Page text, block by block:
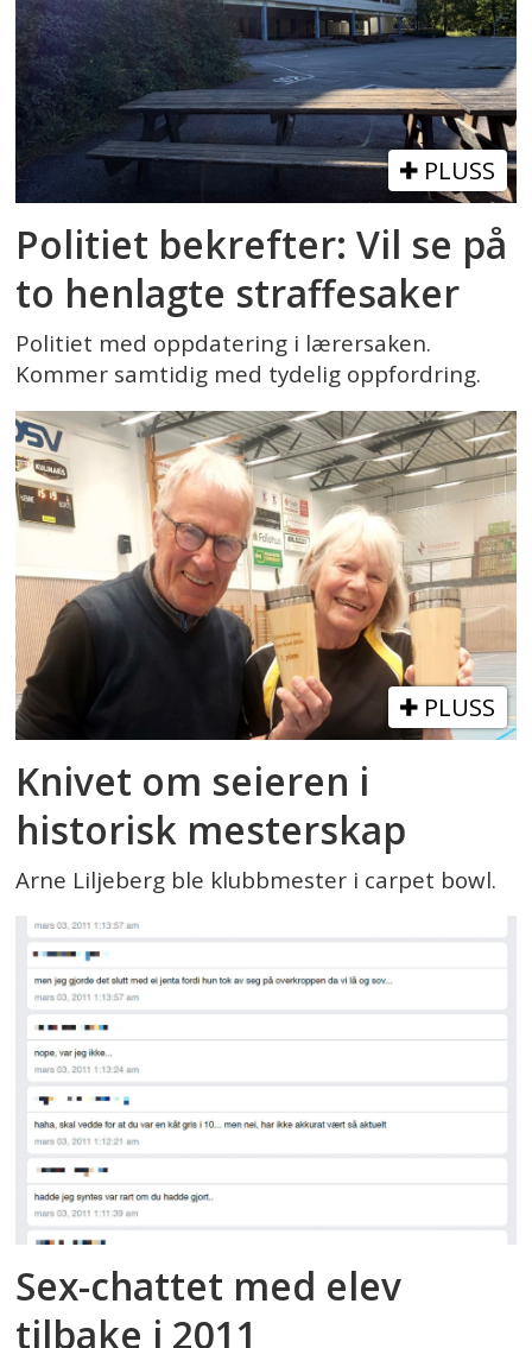
PLUSS
Politiet bekrefter: Vil se på
to henlagte straffesaker
Politiet med oppdatering i lærersaken.
Kommer samtidig med tydelig oppfordring.
PLUSS
Knivet om seieren i
historisk mesterskap
Arne Liljeberg ble klubbmester i carpet bowl.
Sex-chattet med elev
tilbake i 2011